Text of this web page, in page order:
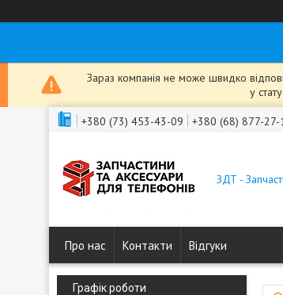
Зараз компанія не може швидко
у
+380 (73) 453-43-09 +380 (68) 877-27-
ЗДТ -
Про нас Контакти Відгуки
Графік роботи